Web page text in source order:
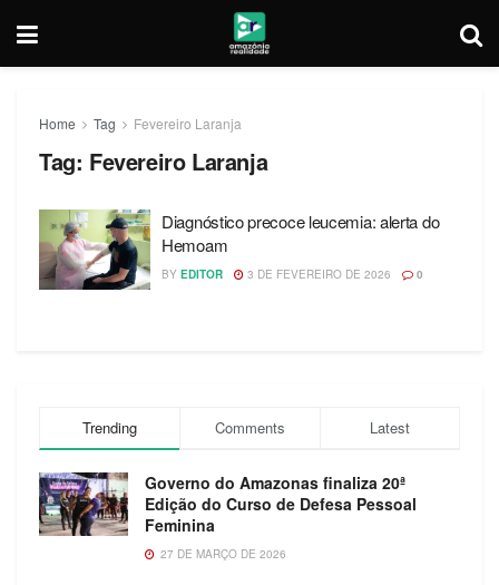
Home Tag Fevereiro Laranja
Tag: Fevereiro Laranja
Diagnóstico precoce leucemia: alerta do
Hemoam
BY EDITOR 3 DE FEVEREIRO DE 2026 0
Trending Comments Latest
Governo do Amazonas finaliza 20ª
Edição do Curso de Defesa Pessoal
Feminina
27 DE MARÇO DE 2026